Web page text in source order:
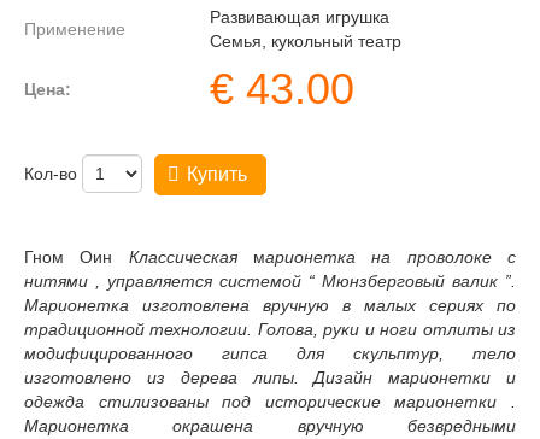
Применение
Развивающая игрушка
Семья, кукольный театр
Цена: € 43.00
Кол-во Купить
Гном Оин Классическаямарионетка на проволоке с
нитями , управляется системой “ Мюнзберговый валик ”.
Марионетка изготовлена вручную в малых сериях по
традиционной технологии. Голова, руки и ноги отлиты из
модифицированного гипса для скульптур, тело
изготовлено из дерева липы. Дизайн марионетки и
одежда стилизованы под исторические марионетки .
Марионетка окрашена вручную безвредными